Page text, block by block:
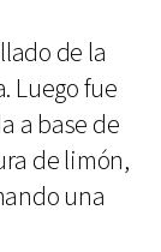
de la
Luego fue
a base de
de limón,
una